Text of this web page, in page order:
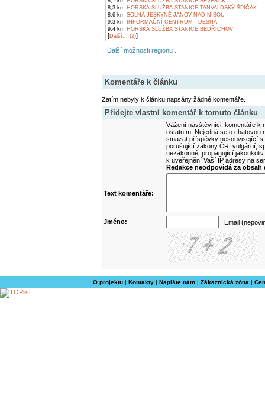
8,3 km HORSKÁ SLUŽBA STANICE TANVALDSKÝ ŠPIČÁK
8,6 km SOLNÁ JESKYNĚ JANOV NAD NISOU
9,3 km INFORMAČNÍ CENTRUM - DESNÁ
9,4 km HORSKÁ SLUŽBA STANICE BEDŘICHOV
[Další... (2)]
Další možnosti regionu ...
Komentáře k článku
Zatím nebyly k článku napsány žádné komentáře.
Přidejte vlastní komentář k tomuto článku
Vážení návštěvníci, komentáře k
ostatním. Nejedná se o
smazat příspěvky nesouvisející
porušující zákony ČR, vulgární,
nezákonné, propagující
k uveřejnění Vaší IP adresy na
Redakce neodpovídá za
Text komentáře:
Jméno: Email
O projektu| Kontakty| Napište nám| Zákaznická zóna |